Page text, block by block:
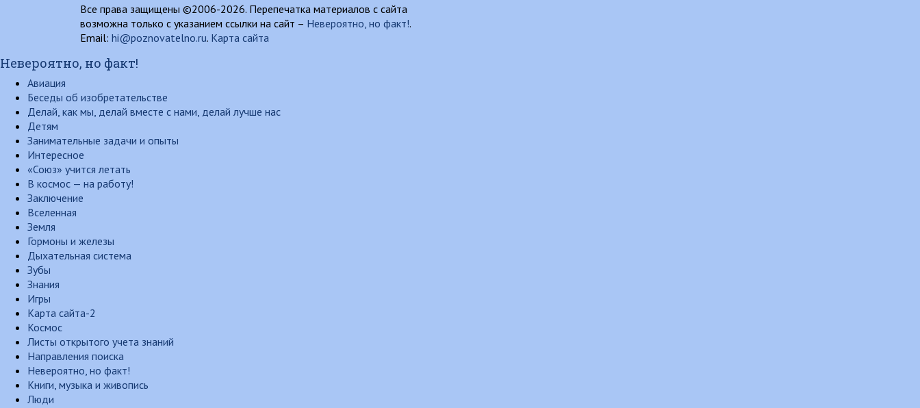
Все права защищены ©2006-2026. Перепечатка материалов с сайта
возможна только с указанием ссылки на сайт – Невероятно, но факт!.
Email: hi@poznovatelno.ru. Карта сайта
Невероятно, но факт!
Авиация
Беседы об изобретательстве
Делай, как мы, делай вместе с нами, делай лучше нас
Детям
Занимательные задачи и опыты
Интересное
«Союз» учится летать
В космос — на работу!
Заключение
Вселенная
Земля
Гормоны и железы
Дыхательная система
Зубы
Знания
Игры
Карта сайта-2
Космос
Листы открытого учета знаний
Направления поиска
Невероятно, но факт!
Книги, музыка и живопись
Люди